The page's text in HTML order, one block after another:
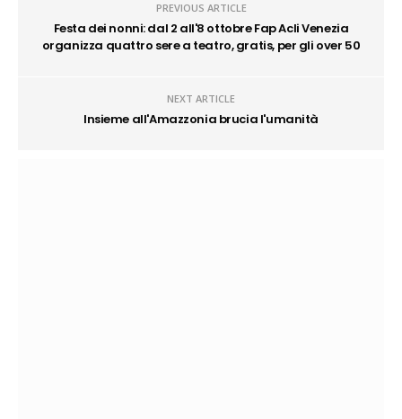
PREVIOUS ARTICLE
Festa dei nonni: dal 2 all'8 ottobre Fap Acli Venezia
organizza quattro sere a teatro, gratis, per gli over 50
NEXT ARTICLE
Insieme all'Amazzonia brucia l'umanità